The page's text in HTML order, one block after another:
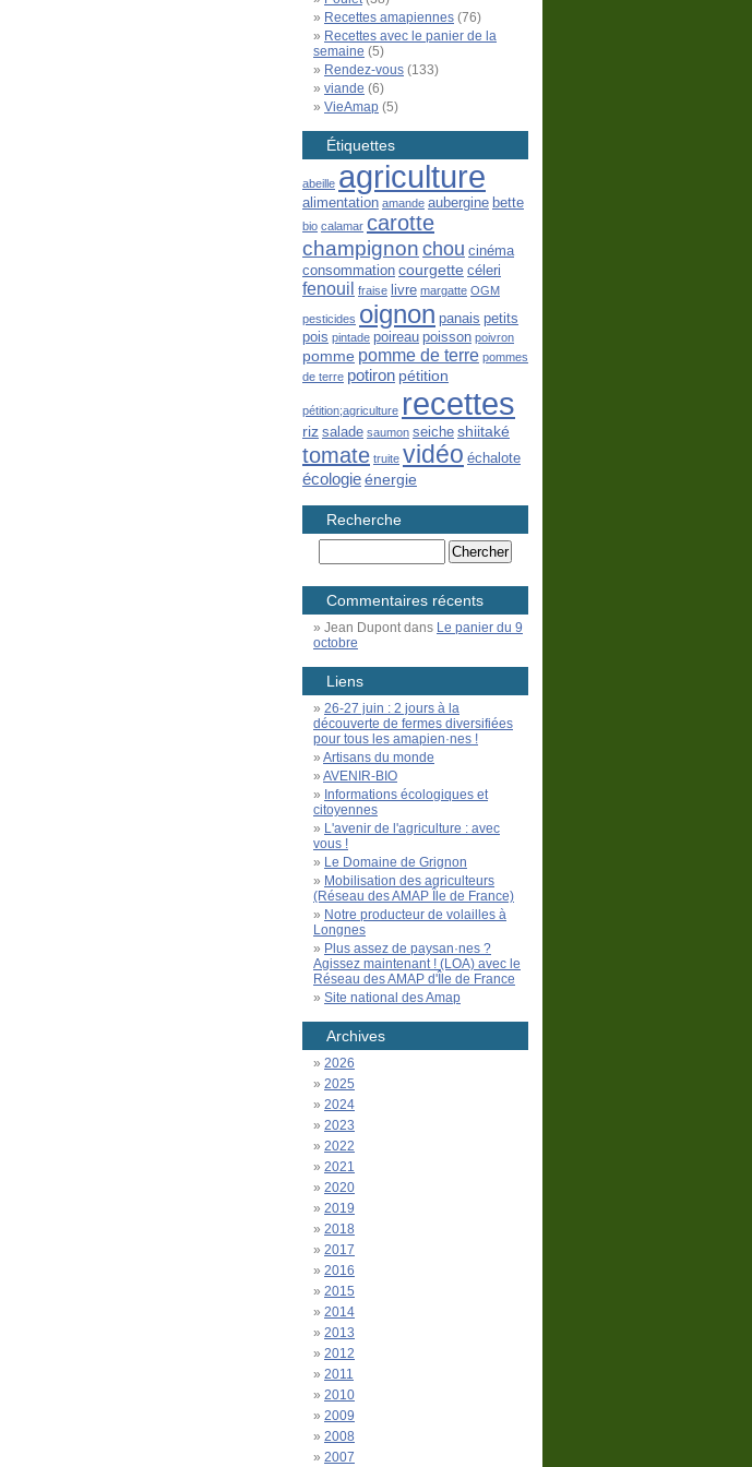
Recettes amapiennes (76)
Recettes avec le panier de la
semaine (5)
Rendez-vous (133)
viande (6)
VieAmap (5)
Étiquettes
abeille agriculture
alimentation amande aubergine bette
bio calamar carotte
champignon chou cinéma
consommation courgette céleri
fenouil fraise livre margatte OGM
pesticides oignon panais petits
pois pintade poireau poisson poivron
pomme pomme de terre pommes
de terre potiron pétition
pétition;agriculture recettes
riz salade saumon seiche shiitaké
tomate truite vidéo échalote
écologieénergie
Recherche
Commentaires récents
Jean Dupontdans Le panier du 9
octobre
Liens
26-27 juin : 2 jours à la
découverte de fermes diversifiées
pour tous les amapien·nes !
Artisans du monde
AVENIR-BIO
Informations écologiques et
citoyennes
L'avenir de l'agriculture : avec
vous !
Le Domaine de Grignon
Mobilisation des agriculteurs
(Réseau des AMAP Île de France)
Notre producteur de volailles à
Longnes
Plus assez de paysan·nes ?
Agissez maintenant ! (LOA) avec le
Réseau des AMAP d'Île de France
Site national des Amap
Archives
2026
2025
2024
2023
2022
2021
2020
2019
2018
2017
2016
2015
2014
2013
2012
2011
2010
2009
2008
2007